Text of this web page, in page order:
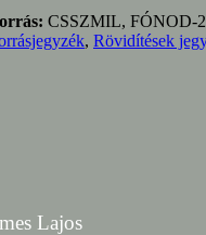
CSSZMIL, FÓNOD-
, Rövidítések
Lajos